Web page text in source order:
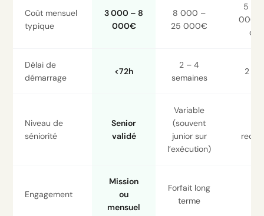
Coût mensuel
typique
3 000 – 8
000€
8 000 –
25 000€
5
Délai de
démarrage
<72h
2 – 4
semaines
2 –
Niveau de
séniorité
Senior
validé
Variable
(souvent
junior sur
l’exécution)
Engagement
Mission
ou
mensuel
Forfait long
terme